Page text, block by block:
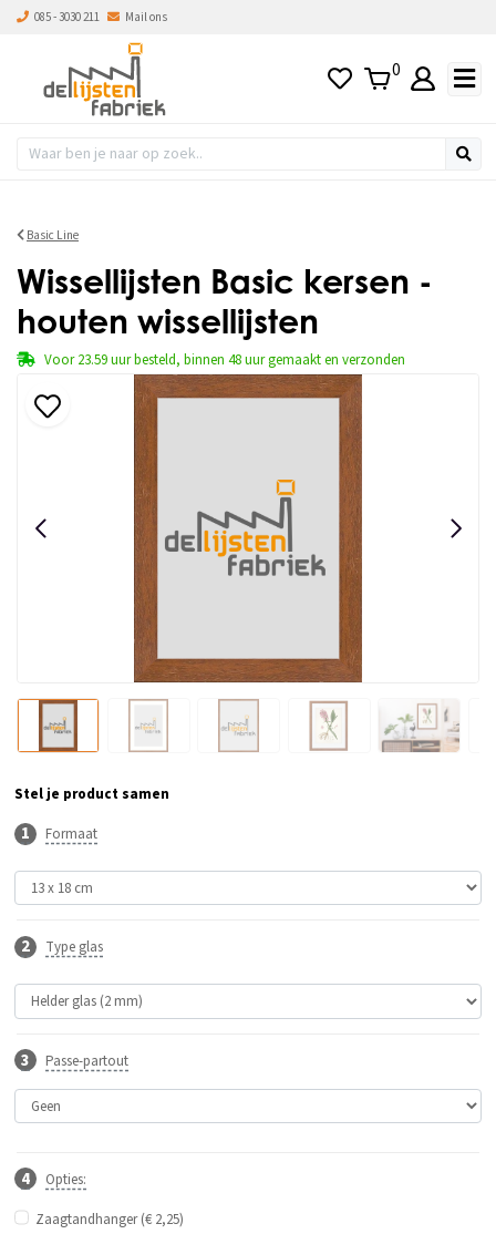
085 - 3030 211 Mail ons
0
Basic Line
Wissellijsten Basic kersen -
houten wissellijsten
Stel je product samen
Formaat
Type glas
Passe-partout
Opties:
Zaagtandhanger (€ 2,25)
Voor 23.59 uur besteld, binnen 48 uur gemaakt en verzonden